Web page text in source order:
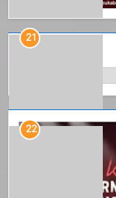
21
22